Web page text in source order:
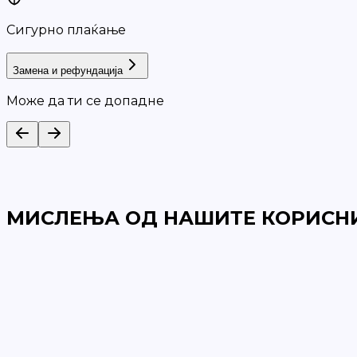
Сигурно плаќање
Замена и рефундација
Може да ти се допадне
МИСЛЕЊА ОД НАШИТЕ